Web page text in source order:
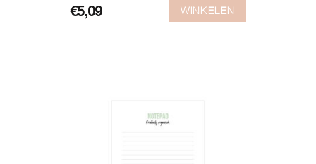
€5,09 WINKELEN